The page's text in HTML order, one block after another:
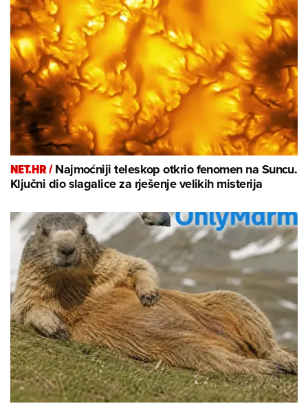
NET.HR /Najmoćniji teleskop otkrio fenomen na Suncu.
Ključni dio slagalice za rješenje velikih misterija